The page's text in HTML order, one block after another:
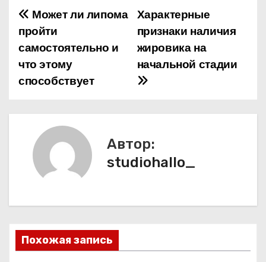
Н
а
в
г
п
Характерные
признаки наличия
жировика на
начальной стадии
Может ли липома
пройти
самостоятельно и
что этому
способствует
Автор:
studiohallo_
Похожая запись